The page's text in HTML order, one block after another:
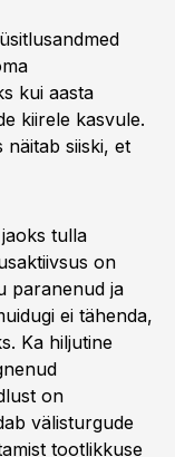
kui aasta
kiirele kasvule.
näitab siiski, et
tulla
on
paranenud ja
ei tähenda,
Ka hiljutine
on
välisturgude
tootlikkuse